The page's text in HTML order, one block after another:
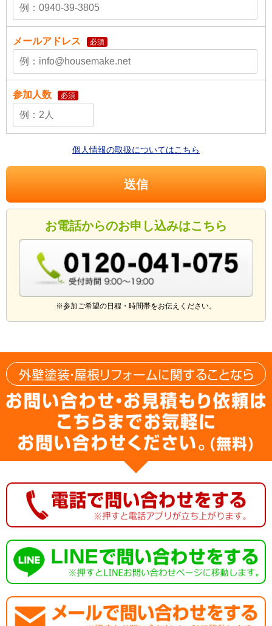
メールアドレス 必須
参加人数 必須
個人情報の取扱についてはこちら
お電話からのお申し込みはこちら
※参加ご希望の日程・時間帯をお伝えください。